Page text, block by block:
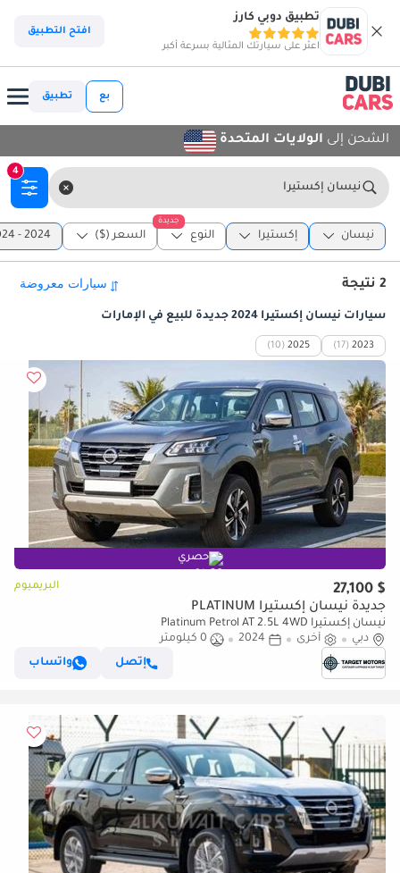
تطبيق دوبي كارز
اعثر على سيارتك المثالية بسرعة أكبر
افتح التطبيق
بع تطبيق
الشحن إلى الولايات المتحدة
نيسان إكستيرا
4
نيسان إكستيرا
جديدة
النوع السعر ($) 2024 - 2024
2 نتيجة
سيارات نيسان إكستيرا 2024 جديدة للبيع في الإمارات
2023
(17)
2025
(10)
حصري
$ 27,100 البريميوم
جديدة نيسان إكستيرا PLATINUM
نيسان إكستيرا Platinum Petrol AT 2.5L 4WD
دبي
أخرى 2024
0 كيلومتر
إتصل
واتساب